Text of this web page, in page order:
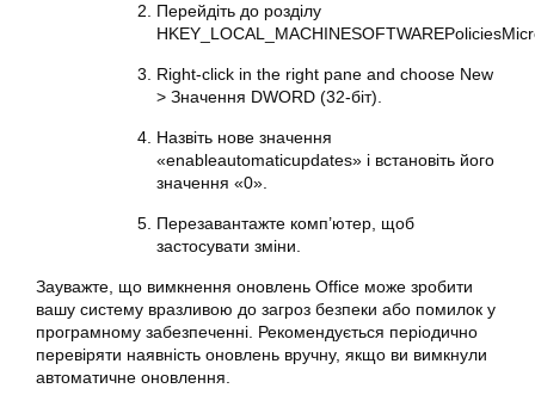
Перейдіть до розділу
Right-click in the right pane and choose New
> Значення DWORD (32-біт).
Назвіть нове значення
«enableautomaticupdates» і встановіть його
значення «0».
Перезавантажте комп’ютер, щоб
застосувати зміни.
Зауважте, що вимкнення оновлень Office може зробити
вашу систему вразливою до загроз безпеки або помилок у
програмному забезпеченні. Рекомендується періодично
перевіряти наявність оновлень вручну, якщо ви вимкнули
автоматичне оновлення.